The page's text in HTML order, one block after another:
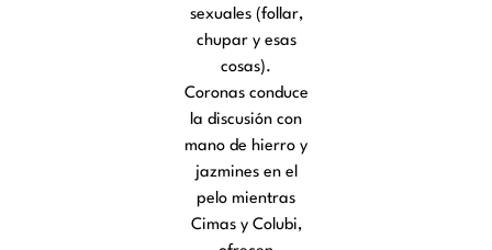
sexuales (follar,
chupar y esas
cosas).
Coronas conduce
la discusión con
mano de hierro y
jazmines en el
pelo mientras
Cimas y Colubi,